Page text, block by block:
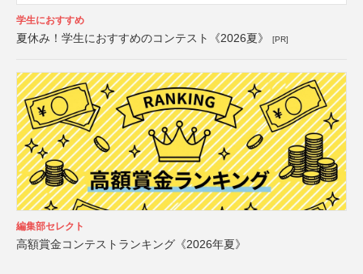
学生におすすめ
夏休み！学生におすすめのコンテスト《2026夏》 [PR]
編集部セレクト
高額賞金コンテストランキング《2026年夏》